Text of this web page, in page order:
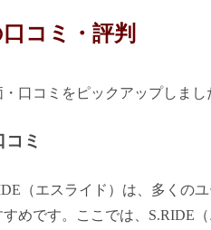
コミ・評判
口コミをピックアップしまし
ミ
（エスライド）は、多くの
めです。ここでは、S.RIDE